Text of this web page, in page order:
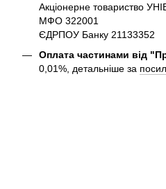
Акціонерне товариство
МФО 322001
ЄДРПОУ Банку 21133352
Оплата частинами від
0,01%, детальніше за